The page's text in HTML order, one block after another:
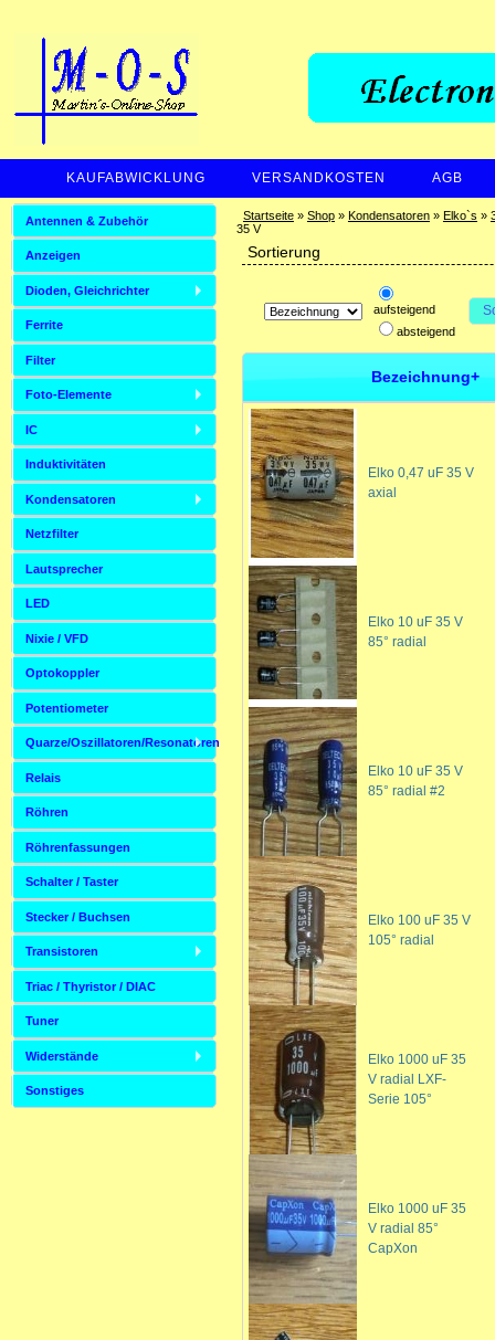
KAUFABWICKLUNG VERSANDKOSTEN AGB
ZAHLUNGSARTEN Startseite» Shop» Kondensatoren» Elko`s »
35 V
Sortierung
aufsteigend
absteigend
Bezeichnung+
Elko 0,47 uF 35 V
axial
Elko 10 uF 35 V
85° radial
Elko 10 uF 35 V
85° radial #2
Elko 100 uF 35 V
105° radial
Elko 1000 uF 35
V radial LXF-
Serie 105°
Elko 1000 uF 35
V radial 85°
CapXon
Antennen & Zubehör
Anzeigen
Dioden, Gleichrichter
Ferrite
Filter
Foto-Elemente
IC
Induktivitäten
Kondensatoren
Netzfilter
Lautsprecher
LED
Nixie / VFD
Optokoppler
Potentiometer
Quarze/Oszillatoren/Resonatoren
Relais
Röhren
Röhrenfassungen
Schalter / Taster
Stecker / Buchsen
Transistoren
Triac / Thyristor / DIAC
Tuner
Widerstände
Sonstiges